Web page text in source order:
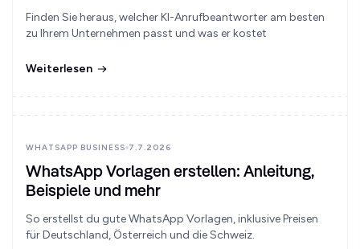
Finden Sie heraus, welcher KI-Anrufbeantworter am besten
zu Ihrem Unternehmen passt und was er kostet
Weiterlesen
WHATSAPP BUSINESS 7.7.2026
WhatsApp Vorlagen erstellen: Anleitung,
Beispiele und mehr
So erstellst du gute WhatsApp Vorlagen, inklusive Preisen
für Deutschland, Österreich und die Schweiz.